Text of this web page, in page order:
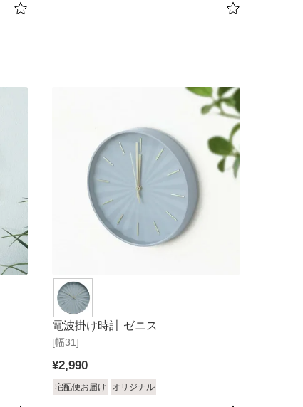
[幅31]
電波掛け時計 ゼニス
¥2,990
宅配便お届け オリジナル